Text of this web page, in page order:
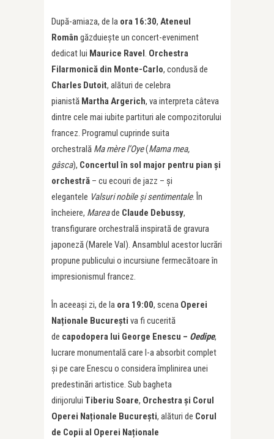
După-amiaza, de la ora 16:30, Ateneul
Român găzduiește un concert-eveniment
dedicat lui Maurice Ravel . Orchestra
Filarmonică din Monte-Carlo, condusă de
Charles Dutoit, alături de celebra
pianistă Martha Argerich, va interpreta câteva
dintre cele mai iubite partituri ale compozitorului
francez. Programul cuprinde suita
orchestrală Ma mère l’Oye(Mama mea,
gâsca), Concertul în sol major pentru pian și
orchestră – cu ecouri de jazz – și
elegantele Valsuri nobile și sentimentale. În
încheiere, Mareade Claude Debussy,
transfigurare orchestrală inspirată de gravura
japoneză (Marele Val). Ansamblul acestor lucrări
propune publicului o incursiune fermecătoare în
impresionismul francez.
În aceeași zi, de la ora 19:00, scena Operei
Naționale București va fi cucerită
de capodopera lui George Enescu – Oedipe,
lucrare monumentală care l-a absorbit complet
și pe care Enescu o considera împlinirea unei
predestinări artistice. Sub bagheta
dirijorului Tiberiu Soare, Orchestra și Corul
Operei Naționale București, alături de Corul
de Copii al Operei Naționale